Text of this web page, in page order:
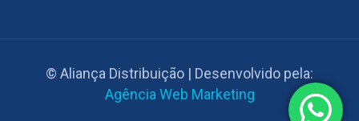
© Aliança Distribuição | Desenvolvido pela:
Agência Web Marketing